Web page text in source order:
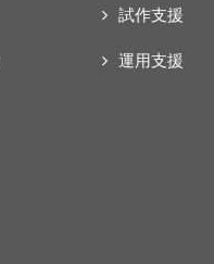
試作支援
運用支援